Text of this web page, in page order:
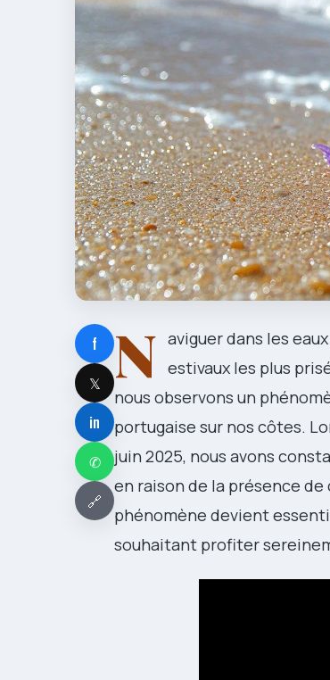
f
𝕏
in
✆
🔗
N aviguer dans les
estivaux les plus
nous observons un
portugaise sur nos côtes.
juin 2025, nous avons
en raison de la présence de
phénomène devient
souhaitant profiter